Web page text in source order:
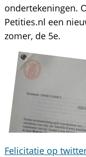
ondertekeningen.
Petities.nl een
zomer, de 5e.
Felicitatie op